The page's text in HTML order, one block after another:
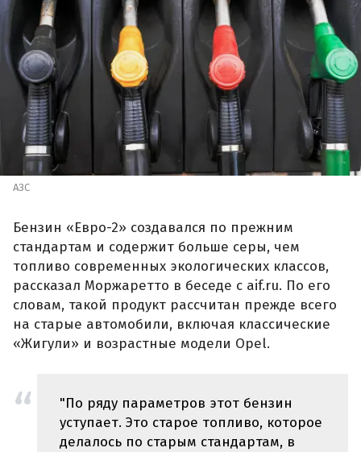
АЗС
Бензин «Евро-2» создавался по прежним
стандартам и содержит больше серы, чем
топливо современных экологических классов,
рассказал Моржаретто в беседе с aif.ru. По его
словам, такой продукт рассчитан прежде всего
на старые автомобили, включая классические
«Жигули» и возрастные модели Opel.
"По ряду параметров этот бензин
уступает. Это старое топливо, которое
делалось по старым стандартам, в